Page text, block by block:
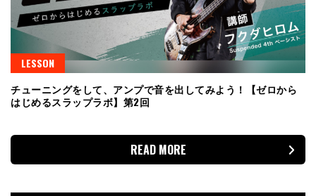
LESSON
チューニングをして、アンプで音を出してみよう！【ゼロから
はじめるスラップラボ】第2回
READ MORE